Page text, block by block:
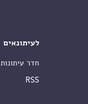
לעיתונאים
חדר עיתונות
RSS